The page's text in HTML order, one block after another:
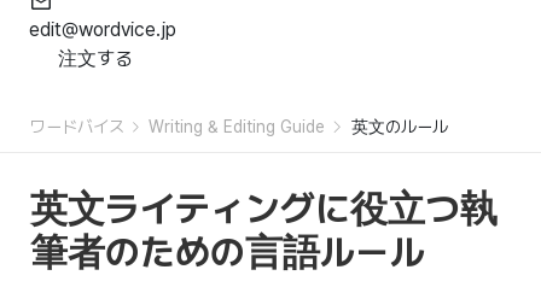
edit@wordvice.jp
注文する
ワードバイス Writing & Editing Guide 英文のルール
英文ライティングに役立つ執
筆者のための言語ルール